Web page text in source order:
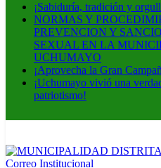
¡Sabiduría, tradición y
NORMAS Y
PREVENCION Y
SEXUAL EN LA
UCHUMAYO
¡Aprovecha la Gran
¡Uchumayo vivió una
patriotismo!
Correo Institucional